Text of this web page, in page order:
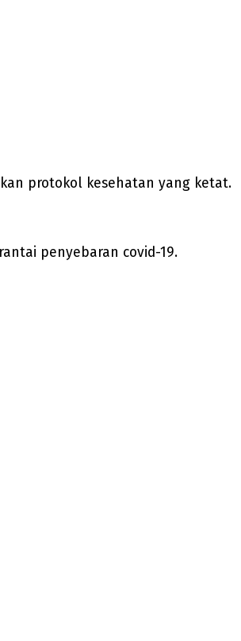
protokol kesehatan yang ketat.
penyebaran covid-19.